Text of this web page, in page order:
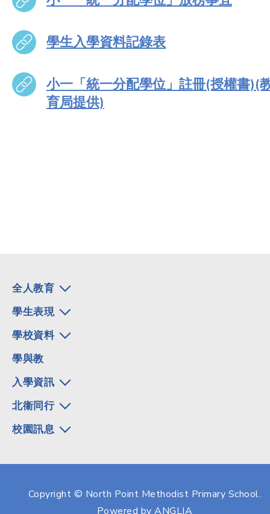
學生入學資料記錄表
小一「統一分配學位」註冊(授權書)(
育局提供)
全人教育
學生表現
學校資料
學與教
入學資訊
北衞同行
校園訊息
Copyright © North Point Methodist Primary School.
Powered byANGLIA